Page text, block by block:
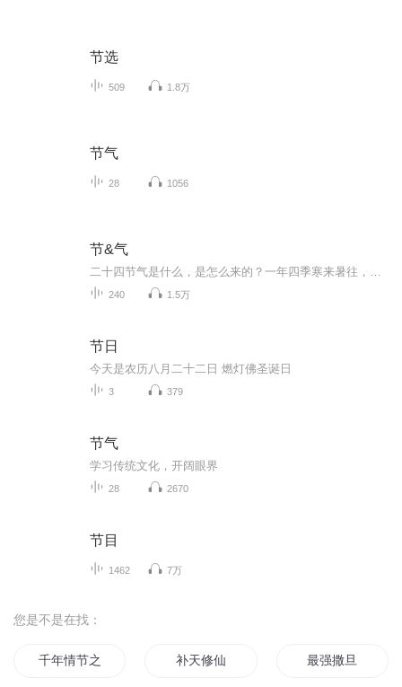
节选
509 1.8万
节气
28 1056
节&气
240 1.5万
节日
今天是农历八月二十二日 燃灯佛圣诞日
3 379
节气
学习传统文化，开阔眼界
28 2670
节目
1462 7万
您是不是在找：
千年情节之三生三世 补天修仙 最强撒旦